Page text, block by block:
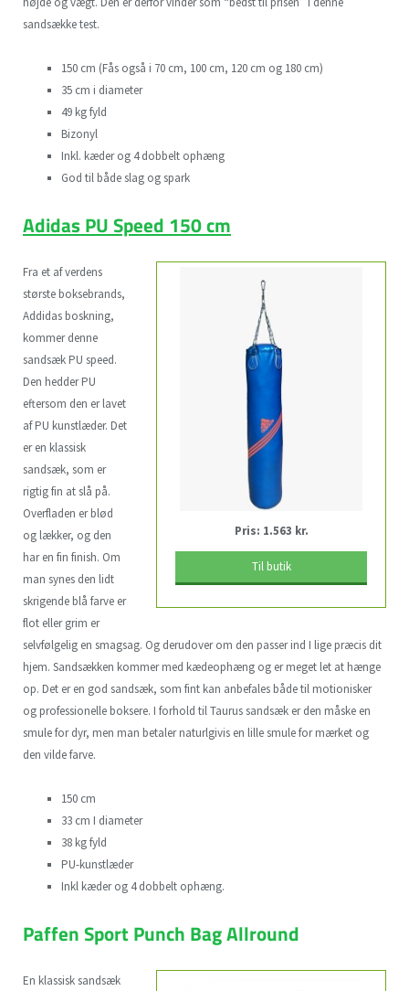
sandsække test.
150 cm (Fås også i 70 cm, 100 cm, 120 cm og 180 cm)
35 cm i diameter
49 kg fyld
Bizonyl
Inkl. kæder og 4 dobbelt ophæng
God til både slag og spark
Adidas PU Speed 150 cm
Pris: 1.563 kr.
Til butik
Fra et af verdens
største boksebrands,
Addidas boskning,
kommer denne
sandsæk PU speed.
Den hedder PU
eftersom den er lavet
af PU kunstlæder. Det
er en klassisk
sandsæk, som er
rigtig fin at slå på.
Overfladen er blød
og lækker, og den
har en fin finish. Om
man synes den lidt
skrigende blå farve er
flot eller grim er
selvfølgelig en smagsag. Og derudover om den passer ind I lige præcis dit
hjem. Sandsækken kommer med kædeophæng og er meget let at hænge
op. Det er en god sandsæk, som fint kan anbefales både til motionisker
og professionelle boksere. I forhold til Taurus sandsæk er den måske en
smule for dyr, men man betaler naturlgivis en lille smule for mærket og
den vilde farve.
150 cm
33 cm I diameter
38 kg fyld
PU-kunstlæder
Inkl kæder og 4 dobbelt ophæng.
Paffen Sport Punch Bag Allround
En klassisk sandsæk